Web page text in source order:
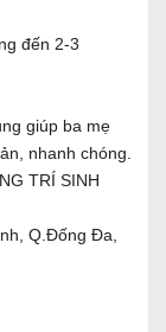
đến 2-3
giúp ba mẹ
nhanh chóng.
TRÍ SINH
Q.Đống Đa,